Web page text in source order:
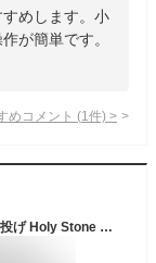
めします。小
が簡単です。
めコメント (1 件) >
ドローン 手投げ 100g未満 カメラ付き 全面保護 手投げ Holy Stone 初心者 小型 子供 バッテリー3個 リアルタイム 高度維持 ホバリング 体感操作 2.4GHz プレゼント モード1/2 国内認証済み プレゼント HS420 赤 ホワイト 送料無料